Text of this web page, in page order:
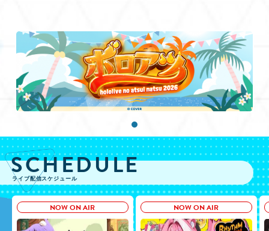
SCHEDULE
ライブ配信スケジュール
NOW ON AIR NOW ON AIR